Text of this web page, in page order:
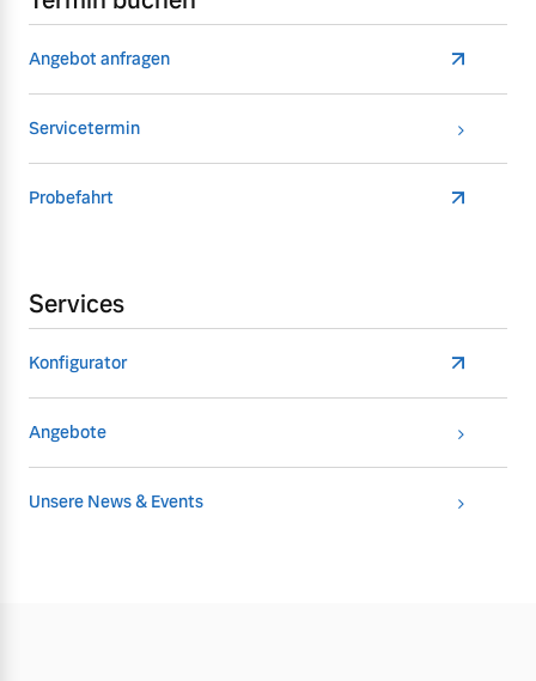
Angebot anfragen
Servicetermin
Probefahrt
Services
Konfigurator
Angebote
Unsere News & Events